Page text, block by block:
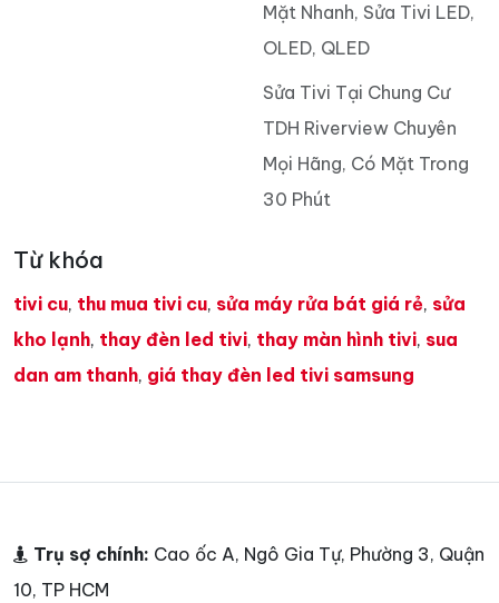
Mặt Nhanh, Sửa Tivi LED,
OLED, QLED
Sửa Tivi Tại Chung Cư
TDH Riverview Chuyên
Mọi Hãng, Có Mặt Trong
30 Phút
Từ khóa
tivi cu, thu mua tivi cu, sửa máy rửa bát giá rẻ, sửa
kho lạnh, thay đèn led tivi, thay màn hình tivi, sua
dan am thanh, giá thay đèn led tivi samsung
Trụ sợ chính: Cao ốc A, Ngô Gia Tự, Phường 3, Quận
10, TP HCM